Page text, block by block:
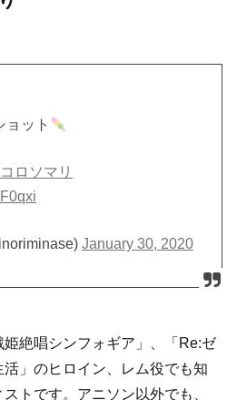
ョット
ロソマリ
January 30, 2020
絶唱シンフォギア」、「Re:ゼ
」のヒロイン、レム役でも知
トです。アニソン以外でも、